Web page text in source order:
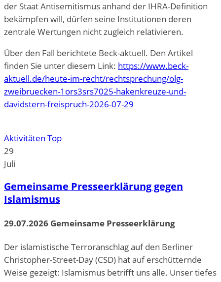
der Staat Antisemitismus anhand der IHRA-Definition
bekämpfen will, dürfen seine Institutionen deren
zentrale Wertungen nicht zugleich relativieren.
Über den Fall berichtete Beck-aktuell. Den Artikel
finden Sie unter diesem Link: https://www.beck-
aktuell.de/heute-im-recht/rechtsprechung/olg-
zweibruecken-1ors3srs7025-hakenkreuze-und-
davidstern-freispruch-2026-07-29
Aktivitäten Top
29
Juli
Gemeinsame Presseerklärung gegen
Islamismus
29.07.2026 Gemeinsame Presseerklärung
Der islamistische Terroranschlag auf den Berliner
Christopher-Street-Day (CSD) hat auf erschütternde
Weise gezeigt: Islamismus betrifft uns alle. Unser tiefes